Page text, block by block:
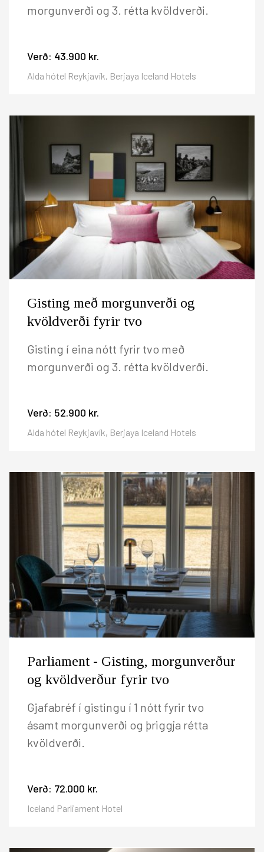
morgunverði og 3. rétta kvöldverði.
Verð: 43.900 kr.
Alda hótel Reykjavík, Berjaya Iceland Hotels
Gisting með morgunverði og
kvöldverði fyrir tvo
Gisting í eina nótt fyrir tvo með
morgunverði og 3. rétta kvöldverði.
Verð: 52.900 kr.
Alda hótel Reykjavík, Berjaya Iceland Hotels
Parliament - Gisting, morgunverður
og kvöldverður fyrir tvo
Gjafabréf í gistingu í 1 nótt fyrir tvo
ásamt morgunverði og þriggja rétta
kvöldverði.
Verð: 72.000 kr.
Iceland Parliament Hotel